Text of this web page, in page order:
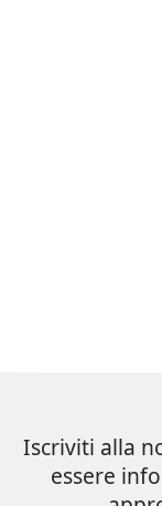
Iscriviti alla
essere